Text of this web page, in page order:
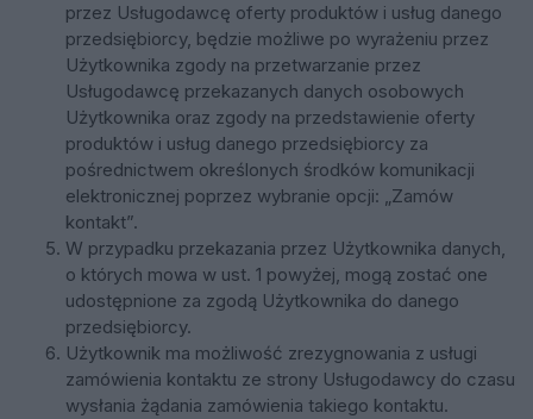
przez Usługodawcę oferty produktów i usług danego
przedsiębiorcy, będzie możliwe po wyrażeniu przez
Użytkownika zgody na przetwarzanie przez
Usługodawcę przekazanych danych osobowych
Użytkownika oraz zgody na przedstawienie oferty
produktów i usług danego przedsiębiorcy za
pośrednictwem określonych środków komunikacji
elektronicznej poprzez wybranie opcji: „Zamów
kontakt”.
W przypadku przekazania przez Użytkownika danych,
o których mowa w ust. 1 powyżej, mogą zostać one
udostępnione za zgodą Użytkownika do danego
przedsiębiorcy.
Użytkownik ma możliwość zrezygnowania z usługi
zamówienia kontaktu ze strony Usługodawcy do czasu
wysłania żądania zamówienia takiego kontaktu.